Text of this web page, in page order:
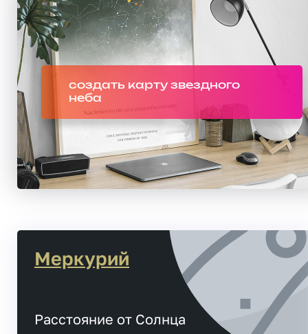
создать карту звездного
неба
Меркурий
Расстояние от Солнца